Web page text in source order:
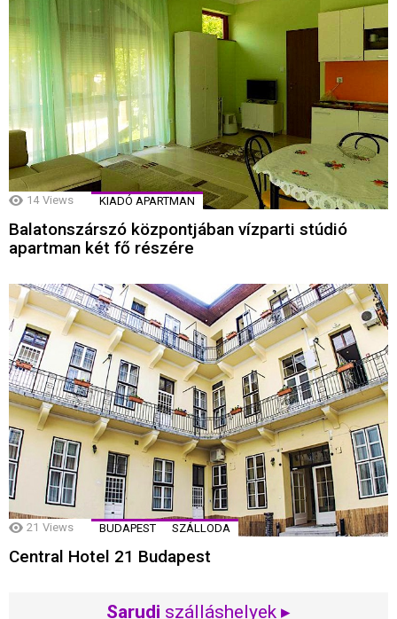
14 Views KIADÓ APARTMAN
Balatonszárszó központjában vízparti stúdió
apartman két fő részére
21 Views BUDAPEST SZÁLLODA
Central Hotel 21 Budapest
Sarudi szálláshelyek ▸